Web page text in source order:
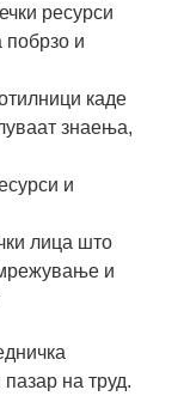
ресурси
побрзо и
каде
знаењa,
и
лица што
и
на труд.